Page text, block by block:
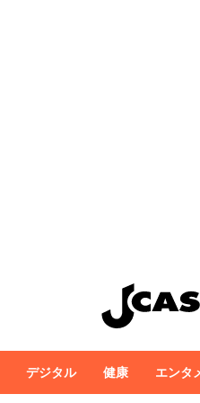
デジタル 健康 エンタ